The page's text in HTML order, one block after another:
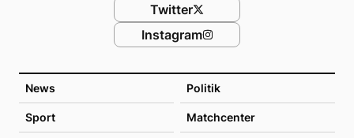
News Politik
Sport Matchcenter
Twitter
Instagram